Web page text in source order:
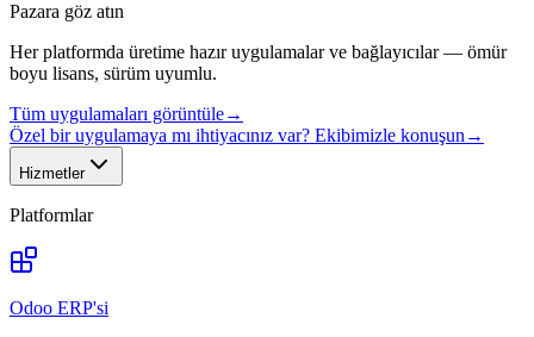
Pazara göz atın
Her platformda üretime hazır uygulamalar ve bağlayıcılar — ömür
boyu lisans, sürüm uyumlu.
Tüm uygulamaları görüntüle→
Özel bir uygulamaya mı ihtiyacınız var? Ekibimizle konuşun →
Hizmetler
Platformlar
Odoo ERP'si